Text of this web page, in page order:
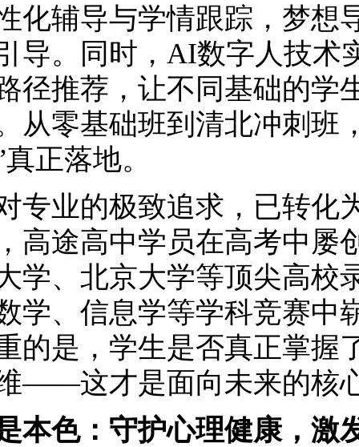
化辅导与学情跟踪，梦想
导。同时，AI数字人技术
径推荐，让不同基础的学
从零基础班到清北冲刺班
正落地。
专业的极致追求，已转化
高途高中学员在高考中屡
学、北京大学等顶尖高校
学、信息学等学科竞赛中
的是，学生是否真正掌握
——这才是面向未来的核
本色：守护心理健康，激